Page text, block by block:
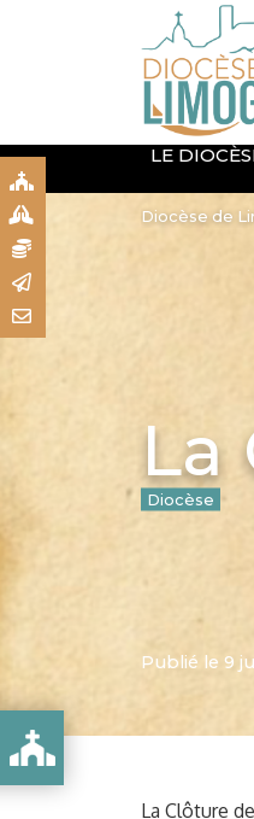
LE
Diocèse de
La
Diocèse
Publié le 9
La Clôture